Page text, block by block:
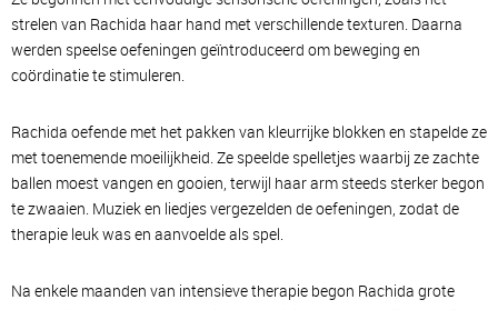
strelen van Rachida haar hand met verschillende texturen. Daarna
werden speelse oefeningen geïntroduceerd om beweging en
coördinatie te stimuleren.
Rachida oefende met het pakken van kleurrijke blokken en stapelde ze
met toenemende moeilijkheid. Ze speelde spelletjes waarbij ze zachte
ballen moest vangen en gooien, terwijl haar arm steeds sterker begon
te zwaaien. Muziek en liedjes vergezelden de oefeningen, zodat de
therapie leuk was en aanvoelde als spel.
Na enkele maanden van intensieve therapie begon Rachida grote